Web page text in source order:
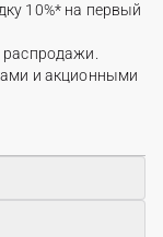
10%* на первый
и акционными